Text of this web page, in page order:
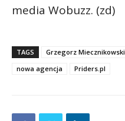
media Wobuzz. (zd)
TAGS Grzegorz Miecznikowski
nowa agencja
Priders.pl